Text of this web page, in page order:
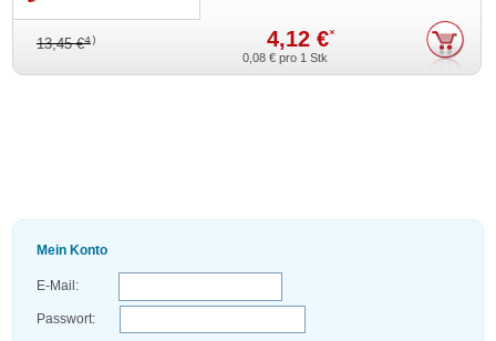
13,45 €4) 4,12 €*
0,08 € pro 1 Stk
Mein Konto
E-Mail:
Passwort: